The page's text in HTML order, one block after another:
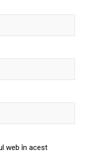
web în acest